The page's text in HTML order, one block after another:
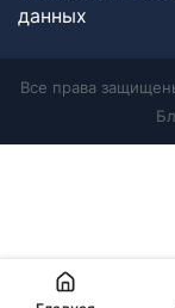
данных
Все права